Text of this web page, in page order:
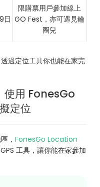
日
限購票用戶參加線上
GO Fest，亦可遇見鑰
圈兒
過定位工具你也能在家完
使用 FonesGo
定位
，FonesGo Location
工具，讓你能在家參加